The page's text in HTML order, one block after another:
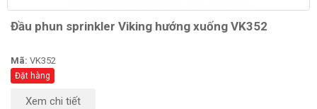
Đầu phun sprinkler Viking hướng xuống VK352
Mã: VK352
Đặt hàng
Xem chi tiết